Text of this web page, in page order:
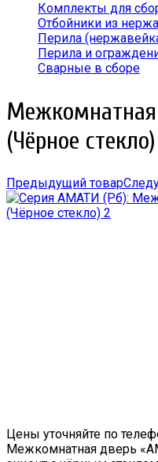
Комплекты для
Отбойники из
Перила
Перила и
Сварные в сборе
(Чёрное
Предыдущий товар
Цены уточняйте по
Межкомнатная дверь